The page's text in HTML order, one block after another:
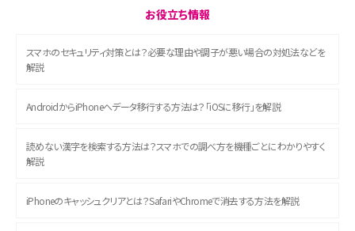
お役立ち情報
スマホのセキュリティ対策とは？必要な理由や調子が悪い場合の対処法などを
解説
AndroidからiPhoneへデータ移行する方法は？「iOSに移行」を解説
読めない漢字を検索する方法は？スマホでの調べ方を機種ごとにわかりやすく
解説
iPhoneのキャッシュクリアとは？SafariやChromeで消去する方法を解説